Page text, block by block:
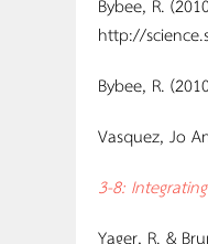
http://
Bybee, R.
Vasquez, Jo
3-8:
Yager, R. &